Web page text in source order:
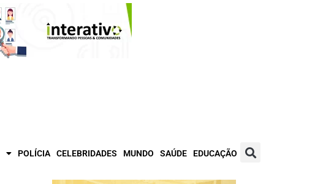
POLÍCIA CELEBRIDADES MUNDO SAÚDE EDUCAÇÃO